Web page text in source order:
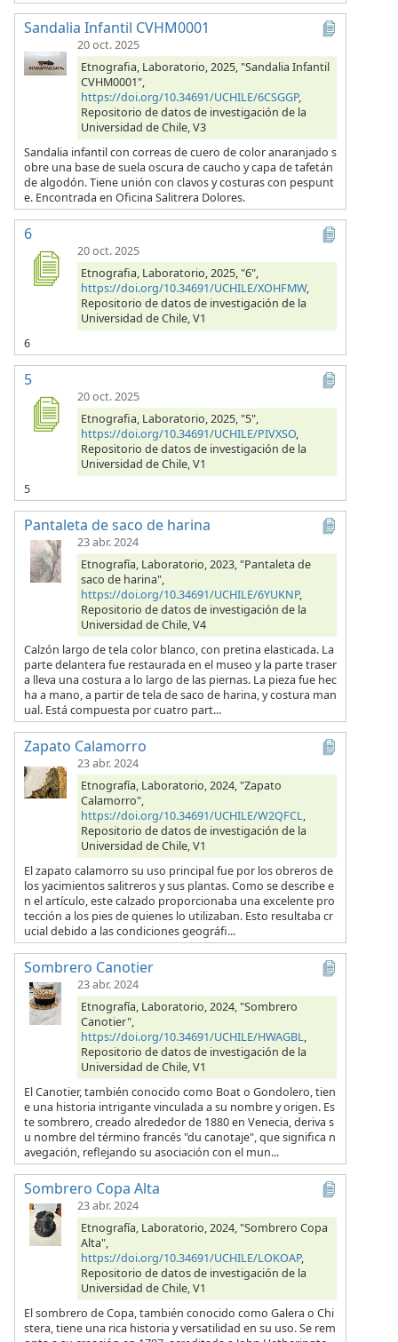
Sandalia Infantil CVHM0001
20 oct. 2025
Etnografia, Laboratorio, 2025, "Sandalia Infantil
CVHM0001",
https://doi.org/10.34691/UCHILE/6CSGGP,
Repositorio de datos de investigación de la
Universidad de Chile, V3
Sandalia infantil con correas de cuero de color anaranjado s
obre una base de suela oscura de caucho y capa de tafetán
de algodón. Tiene unión con clavos y costuras con pespunt
e. Encontrada en Oficina Salitrera Dolores.
6
20 oct. 2025
Etnografia, Laboratorio, 2025, "6",
https://doi.org/10.34691/UCHILE/XOHFMW,
Repositorio de datos de investigación de la
Universidad de Chile, V1
6
5
20 oct. 2025
Etnografia, Laboratorio, 2025, "5",
https://doi.org/10.34691/UCHILE/PIVXSO,
Repositorio de datos de investigación de la
Universidad de Chile, V1
5
Pantaleta de saco de harina
23 abr. 2024
Etnografía, Laboratorio, 2023, "Pantaleta de
saco de harina",
https://doi.org/10.34691/UCHILE/6YUKNP,
Repositorio de datos de investigación de la
Universidad de Chile, V4
Calzón largo de tela color blanco, con pretina elasticada. La
parte delantera fue restaurada en el museo y la parte traser
a lleva una costura a lo largo de las piernas. La pieza fue hec
ha a mano, a partir de tela de saco de harina, y costura man
ual. Está compuesta por cuatro part...
Zapato Calamorro
23 abr. 2024
Etnografía, Laboratorio, 2024, "Zapato
Calamorro",
https://doi.org/10.34691/UCHILE/W2QFCL,
Repositorio de datos de investigación de la
Universidad de Chile, V1
El zapato calamorro su uso principal fue por los obreros de
los yacimientos salitreros y sus plantas. Como se describe e
n el artículo, este calzado proporcionaba una excelente pro
tección a los pies de quienes lo utilizaban. Esto resultaba cr
ucial debido a las condiciones geográfi...
Sombrero Canotier
23 abr. 2024
Etnografía, Laboratorio, 2024, "Sombrero
Canotier",
https://doi.org/10.34691/UCHILE/HWAGBL,
Repositorio de datos de investigación de la
Universidad de Chile, V1
El Canotier, también conocido como Boat o Gondolero, tien
e una historia intrigante vinculada a su nombre y origen. Es
te sombrero, creado alrededor de 1880 en Venecia, deriva s
u nombre del término francés "du canotaje", que significa n
avegación, reflejando su asociación con el mun...
Sombrero Copa Alta
23 abr. 2024
Etnografía, Laboratorio, 2024, "Sombrero Copa
Alta",
https://doi.org/10.34691/UCHILE/LOKOAP,
Repositorio de datos de investigación de la
Universidad de Chile, V1
El sombrero de Copa, también conocido como Galera o Chi
stera, tiene una rica historia y versatilidad en su uso. Se rem